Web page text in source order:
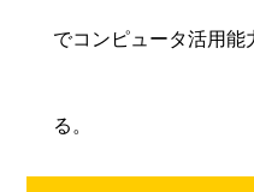
でコンピュータ活用
る。